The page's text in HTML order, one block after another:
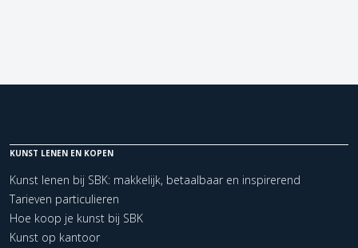
KUNST LENEN EN KOPEN
Kunst lenen bij SBK: makkelijk, betaalbaar en inspirerend
Tarieven particulieren
Hoe koop je kunst bij SBK
Kunst op kantoor